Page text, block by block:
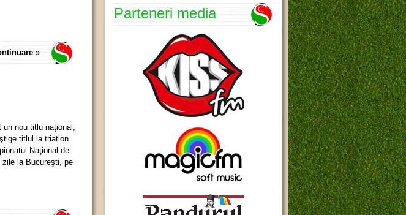
»
un nou titlu naţional,
titlul la triatlon
Naţional de
la Bucureşti, pe
Parteneri media